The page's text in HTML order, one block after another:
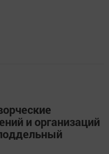
и организаций